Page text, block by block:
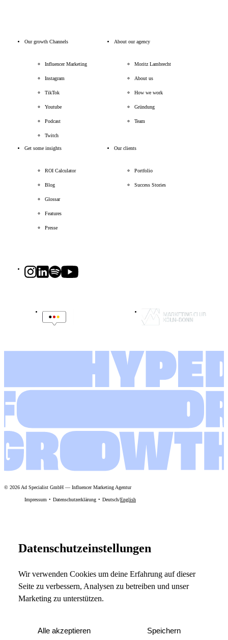
Our growth Channels
Influencer Marketing
Instagram
TikTok
Youtube
Podcast
Twitch
About our agency
Moritz Lambrecht
About us
How we work
Gründung
Team
Get some insights
ROI Calculator
Blog
Glossar
Features
Presse
Our clients
Portfolio
Success Stories
© 2026 Ad Specialist GmbH — Influencer Marketing Agentur
Impressum Datenschutzerklärung Deutsch/English
Datenschutzeinstellungen
Wir verwenden Cookies um deine Erfahrung auf dieser
Seite zu verbessern, Analysen zu betreiben und unser
Marketing zu unterstützen.
Alle akzeptieren Speichern